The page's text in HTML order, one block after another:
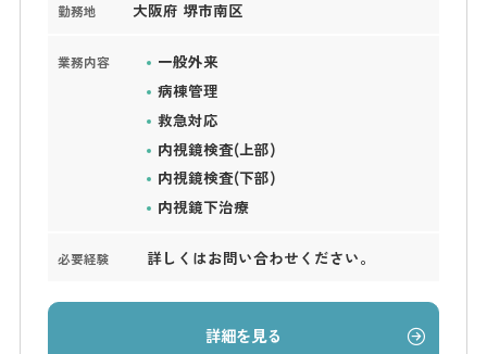
勤務地 大阪府 堺市南区
業務内容
一般外来
病棟管理
救急対応
内視鏡検査(上部)
内視鏡検査(下部)
内視鏡下治療
必要経験 詳しくはお問い合わせください。
詳細を見る